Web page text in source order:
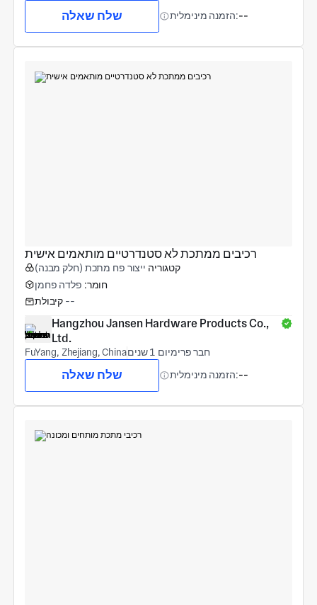
שלח שאלה הזמנה מינימלית:--
רכיבים ממתכת לא סטנדרטיים מותאמים אישית
קטגוריה ייצור פח מתכת (חלק מבנה)
חומר: פלדה פחמן
קיבולת --
Hangzhou Jansen Hardware Products Co.,
Ltd.
FuYang, Zhejiang, China חבר פרימיום 1 שנים
שלח שאלה הזמנה מינימלית:--